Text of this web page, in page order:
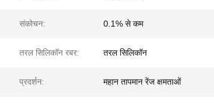
संकोचन: 0.1% से कम
तरल सिलिकॉन रबर: तरल सिलिकॉन
प्रदर्शन: महान तापमान रेंज क्षमताओं